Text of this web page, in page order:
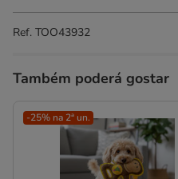
Ref. TOO43932
Também poderá gostar
-25% na 2ª un.